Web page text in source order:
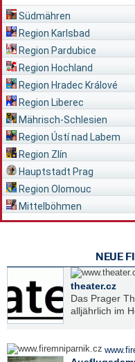
Südmähren
Region Karlsbad
Region Pardubice
Region Hochland
Region Hradec Králové
Region Liberec
Mährisch-Schlesien
Region Ústí nad Labem
Region Zlín
Hauptstadt Prag
Region Olomouc
Mittelböhmen
NEUE
theater.cz
Das Prager
alljährlich im